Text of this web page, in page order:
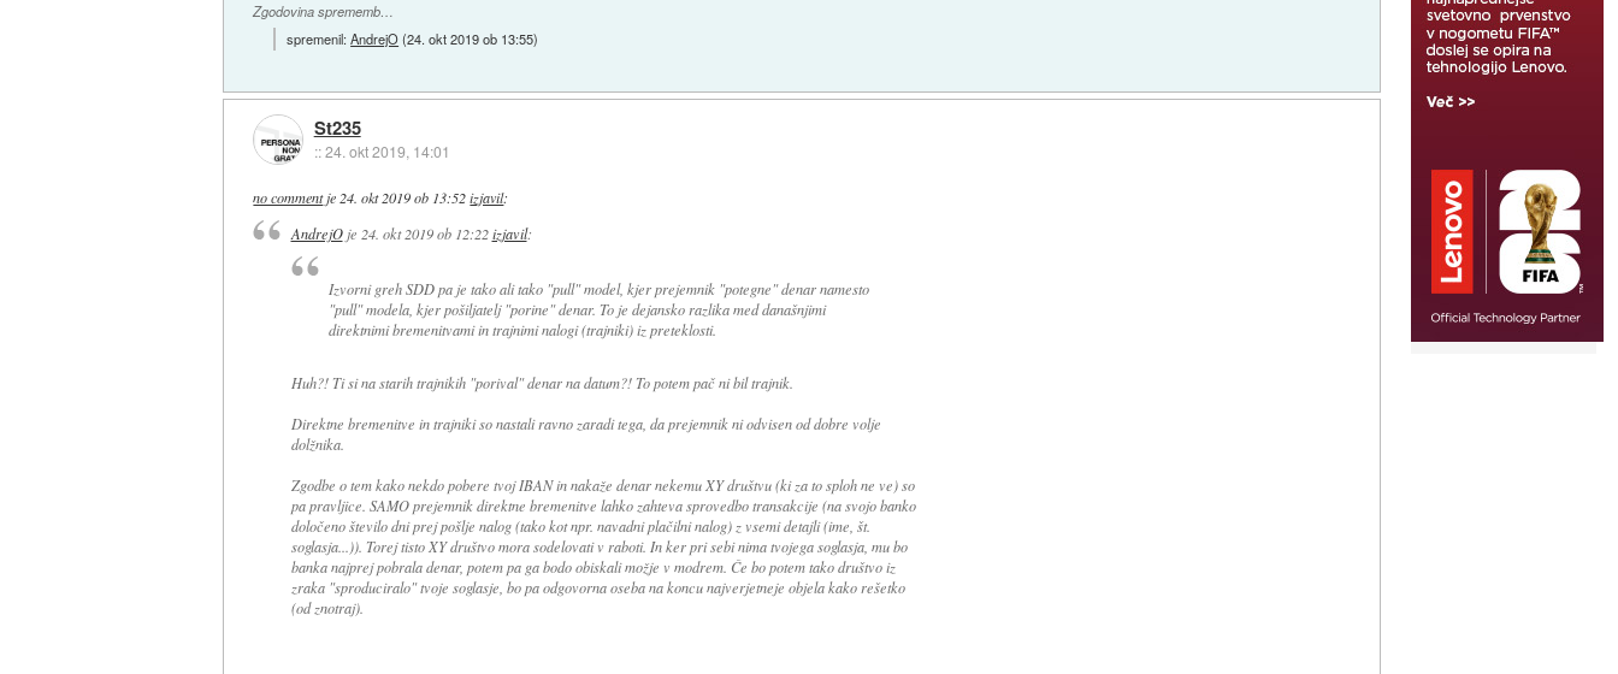
Zgodovina sprememb…
spremenil:AndrejO(24. okt 2019 ob 13:55)
St235
::24. okt 2019, 14:01
no commentje 24. okt 2019 ob 13:52 izjavil:
AndrejOje 24. okt 2019 ob 12:22 izjavil:
Izvorni greh SDD pa je tako ali tako "pull" model, kjer prejemnik "potegne" denar namesto
"pull" modela, kjer pošiljatelj "porine" denar. To je dejansko razlika med današnjimi
direktnimi bremenitvami in trajnimi nalogi (trajniki) iz preteklosti.
Huh?! Ti si na starih trajnikih "porival" denar na datum?! To potem pač ni bil trajnik.
Direktne bremenitve in trajniki so nastali ravno zaradi tega, da prejemnik ni odvisen od dobre volje
dolžnika.
Zgodbe o tem kako nekdo pobere tvoj IBAN in nakaže denar nekemu XY društvu (ki za to sploh ne ve) so
pa pravljice. SAMO prejemnik direktne bremenitve lahko zahteva sprovedbo transakcije (na svojo banko
določeno število dni prej pošlje nalog (tako kot npr. navadni plačilni nalog) z vsemi detajli (ime, št.
soglasja...)). Torej tisto XY društvo mora sodelovati v raboti. In ker pri sebi nima tvojega soglasja, mu bo
banka najprej pobrala denar, potem pa ga bodo obiskali možje v modrem. Če bo potem tako društvo iz
zraka "sproduciralo" tvoje soglasje, bo pa odgovorna oseba na koncu najverjetneje objela kako rešetko
(od znotraj).